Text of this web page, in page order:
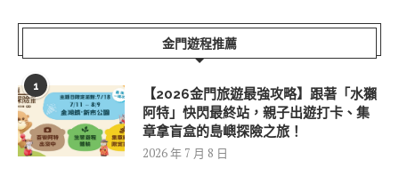
金門遊程推薦
1
【2026金門旅遊最強攻略】跟著「水獺
阿特」快閃最終站，親子出遊打卡、集
章拿盲盒的島嶼探險之旅！
2026 年 7 月 8 日